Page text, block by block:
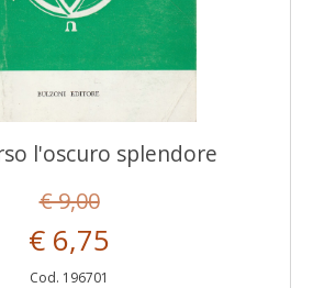
l'oscuro splendore
€ 9,00
€ 6,75
Cod. 196701